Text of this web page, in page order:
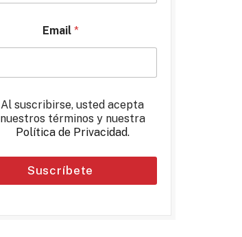
Email *
Al suscribirse, usted acepta
nuestros términos y nuestra
Política de Privacidad.
Suscríbete